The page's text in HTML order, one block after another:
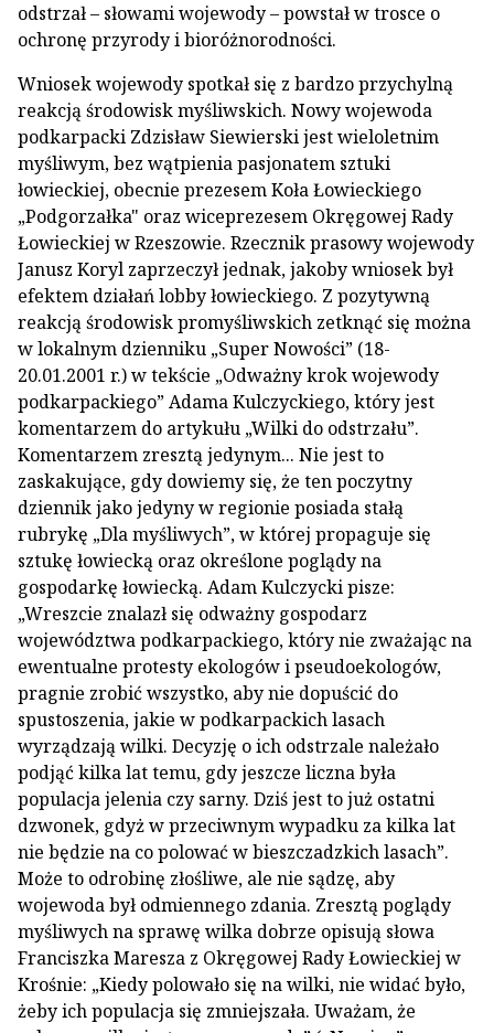
odstrzał – słowami wojewody – powstał w trosce o
ochronę przyrody i bioróżnorodności.
Wniosek wojewody spotkał się z bardzo przychylną
reakcją środowisk myśliwskich. Nowy wojewoda
podkarpacki Zdzisław Siewierski jest wieloletnim
myśliwym, bez wątpienia pasjonatem sztuki
łowieckiej, obecnie prezesem Koła Łowieckiego
„Podgorzałka" oraz wiceprezesem Okręgowej Rady
Łowieckiej w Rzeszowie. Rzecznik prasowy wojewody
Janusz Koryl zaprzeczył jednak, jakoby wniosek był
efektem działań lobby łowieckiego. Z pozytywną
reakcją środowisk promyśliwskich zetknąć się można
w lokalnym dzienniku „Super Nowości” (18-
20.01.2001 r.) w tekście „Odważny krok wojewody
podkarpackiego” Adama Kulczyckiego, który jest
komentarzem do artykułu „Wilki do odstrzału”.
Komentarzem zresztą jedynym... Nie jest to
zaskakujące, gdy dowiemy się, że ten poczytny
dziennik jako jedyny w regionie posiada stałą
rubrykę „Dla myśliwych”, w której propaguje się
sztukę łowiecką oraz określone poglądy na
gospodarkę łowiecką. Adam Kulczycki pisze:
„Wreszcie znalazł się odważny gospodarz
województwa podkarpackiego, który nie zważając na
ewentualne protesty ekologów i pseudoekologów,
pragnie zrobić wszystko, aby nie dopuścić do
spustoszenia, jakie w podkarpackich lasach
wyrządzają wilki. Decyzję o ich odstrzale należało
podjąć kilka lat temu, gdy jeszcze liczna była
populacja jelenia czy sarny. Dziś jest to już ostatni
dzwonek, gdyż w przeciwnym wypadku za kilka lat
nie będzie na co polować w bieszczadzkich lasach”.
Może to odrobinę złośliwe, ale nie sądzę, aby
wojewoda był odmiennego zdania. Zresztą poglądy
myśliwych na sprawę wilka dobrze opisują słowa
Franciszka Maresza z Okręgowej Rady Łowieckiej w
Krośnie: „Kiedy polowało się na wilki, nie widać było,
żeby ich populacja się zmniejszała. Uważam, że